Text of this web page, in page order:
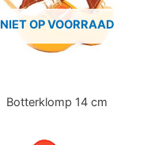
NIET OP VOORRAAD
Botterklomp 14 cm